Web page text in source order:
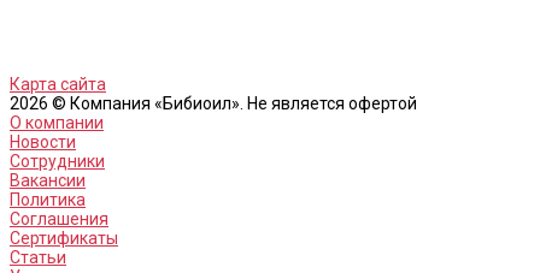
Карта сайта
2026 © Компания «Бибиоил». Не является офертой
О компании
Новости
Сотрудники
Вакансии
Политика
Соглашения
Сертификаты
Статьи